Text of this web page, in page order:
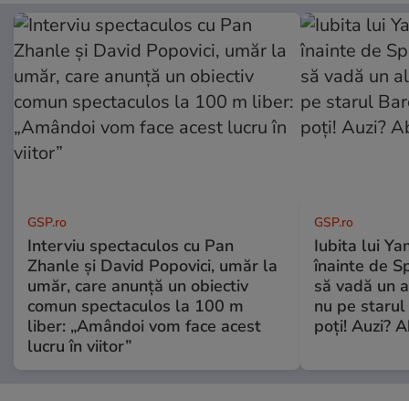
GSP.ro
Interviu spectaculos cu Pan
Zhanle și David Popovici, umăr la
umăr, care anunță un obiectiv
comun spectaculos la 100 m
liber: „Amândoi vom face acest
lucru în viitor”
GSP.ro
Iubita lui
înainte de
să vadă un
nu pe starul
poți! Auzi?